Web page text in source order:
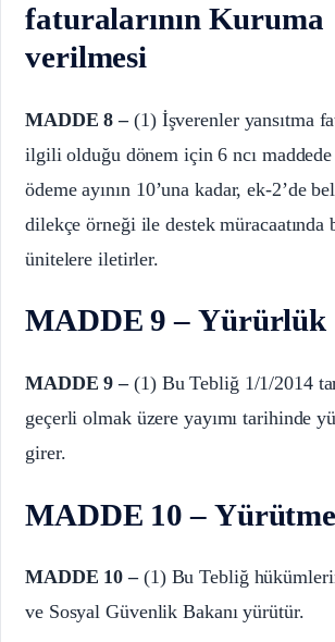
faturalarının Kuruma
verilmesi
MADDE 8 – (1) İşverenler yansıtma
ilgili olduğu dönem için 6 ncı
ödeme ayının 10’una kadar, ek-2’de
dilekçe örneği ile destek müracaatında
ünitelere iletirler.
MADDE 9 – Yürürlük
MADDE 9 – (1) Bu Tebliğ 1/1/2014
geçerli olmak üzere yayımı tarihinde
girer.
MADDE 10 – Yürütme
MADDE 10 – (1) Bu Tebliğ
ve Sosyal Güvenlik Bakanı yürütür.